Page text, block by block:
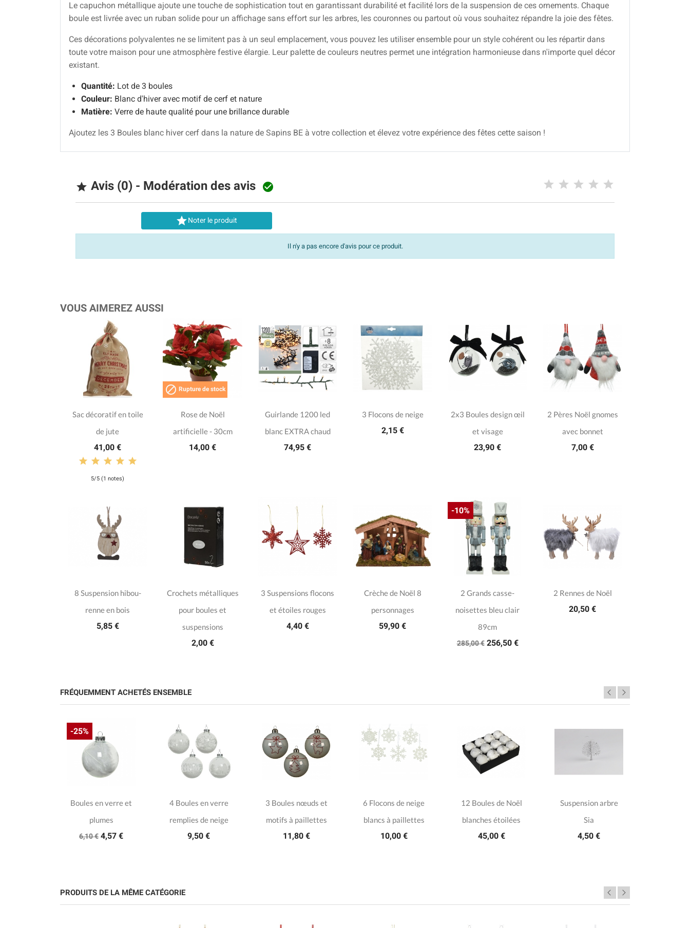
Le capuchon métallique ajoute une touche de sophistication tout en garantissant durabilité et facilité lors de la suspension de ces ornements. Chaque
boule est livrée avec un ruban solide pour un affichage sans effort sur les arbres, les couronnes ou partout où vous souhaitez répandre la joie des fêtes.
Ces décorations polyvalentes ne se limitent pas à un seul emplacement, vous pouvez les utiliser ensemble pour un style cohérent ou les répartir dans
toute votre maison pour une atmosphère festive élargie. Leur palette de couleurs neutres permet une intégration harmonieuse dans n'importe quel décor
existant.
Quantité: Lot de 3 boules
Couleur: Blanc d'hiver avec motif de cerf et nature
Matière: Verre de haute qualité pour une brillance durable
Ajoutez les 3 Boules blanc hiver cerf dans la nature de Sapins BE à votre collection et élevez votre expérience des fêtes cette saison !
 Avis (0) - Modération des avis 
Noter le produit
Il n'y a pas encore d'avis pour ce produit.
VOUS AIMEREZ AUSSI
Sac décoratif en toile
de jute
41,00 €
5/5 (1 notes)
 Rupture de stock
Rose de Noël
artificielle - 30cm
14,00 €
Guirlande 1200 led
blanc EXTRA chaud
74,95 €
3 Flocons de neige
2,15 €
2x3 Boules design œil
et visage
23,90 €
2 Pères Noël gnomes
avec bonnet
7,00 €
8 Suspension hibou-
renne en bois
5,85 €
Crochets métalliques
pour boules et
suspensions
2,00 €
3 Suspensions flocons
et étoiles rouges
4,40 €
Crèche de Noël 8
personnages
59,90 €
2 Grands casse-
noisettes bleu clair
89cm
285,00 € 256,50 €
-10%
2 Rennes de Noël
20,50 €
FRÉQUEMMENT ACHETÉS ENSEMBLE
Boules en verre et
plumes
6,10 € 4,57 €
-25%
4 Boules en verre
remplies de neige
9,50 €
3 Boules nœuds et
motifs à paillettes
11,80 €
6 Flocons de neige
blancs à paillettes
10,00 €
12 Boules de Noël
blanches étoilées
45,00 €
Suspension arbre
Sia
4,50 €
PRODUITS DE LA MÊME CATÉGORIE